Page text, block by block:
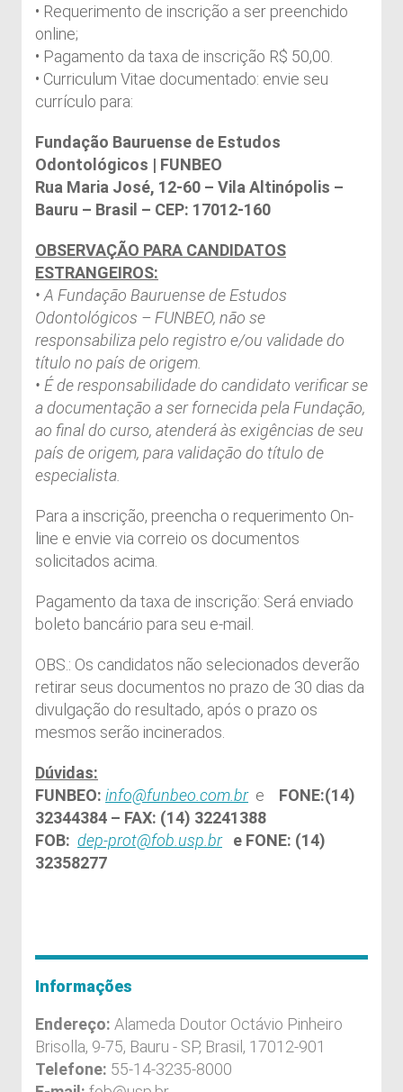
• Requerimento de inscrição a ser preenchido
online;
• Pagamento da taxa de inscrição R$ 50,00.
• Curriculum Vitae documentado: envie seu
currículo para:
Fundação Bauruense de Estudos
Odontológicos | FUNBEO
Rua Maria José, 12-60 – Vila Altinópolis –
Bauru – Brasil – CEP: 17012-160
OBSERVAÇÃO PARA CANDIDATOS
ESTRANGEIROS:
• A Fundação Bauruense de Estudos
Odontológicos – FUNBEO, não se
responsabiliza pelo registro e/ou validade do
título no país de origem.
• É de responsabilidade do candidato verificar se
a documentação a ser fornecida pela Fundação,
ao final do curso, atenderá às exigências de seu
país de origem, para validação do título de
especialista.
Para a inscrição, preencha o requerimento On-
line e envie via correio os documentos
solicitados acima.
Pagamento da taxa de inscrição: Será enviado
boleto bancário para seu e-mail.
OBS.: Os candidatos não selecionados deverão
retirar seus documentos no prazo de 30 dias da
divulgação do resultado, após o prazo os
mesmos serão incinerados.
Dúvidas:
FUNBEO: info@funbeo.com.bre FONE:(14)
32344384 – FAX: (14) 32241388
FOB: dep-prot@fob.usp.bre FONE: (14)
32358277
Informações
Endereço: Alameda Doutor Octávio Pinheiro
Brisolla, 9-75, Bauru - SP, Brasil, 17012-901
Telefone: 55-14-3235-8000